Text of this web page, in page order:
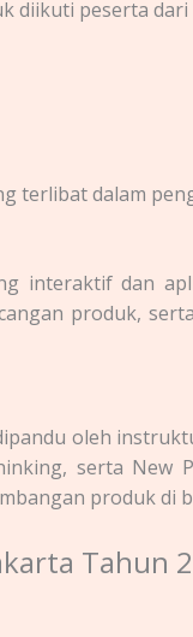
diikuti peserta dari
terlibat dalam
interaktif dan
produk,
oleh
serta
produk di
Tahun